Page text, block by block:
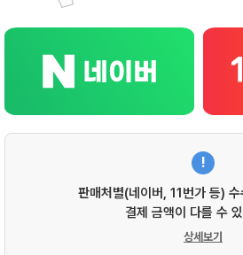
!
판매처별(네이버, 11번가 등)
결제 금액이 다를 수
상세보기